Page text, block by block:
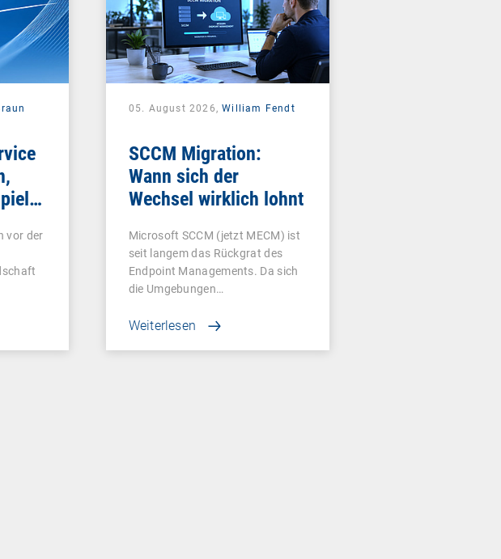
vor der
05. August 2026,William Fendt
SCCM Migration:
Wann sich der
Wechsel wirklich lohnt
Microsoft SCCM (jetzt MECM) ist
seit langem das Rückgrat des
Endpoint Managements. Da sich
die Umgebungen…
Weiterlesen